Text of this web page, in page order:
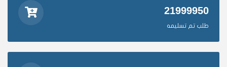
21999950
طلب تم تسليمه